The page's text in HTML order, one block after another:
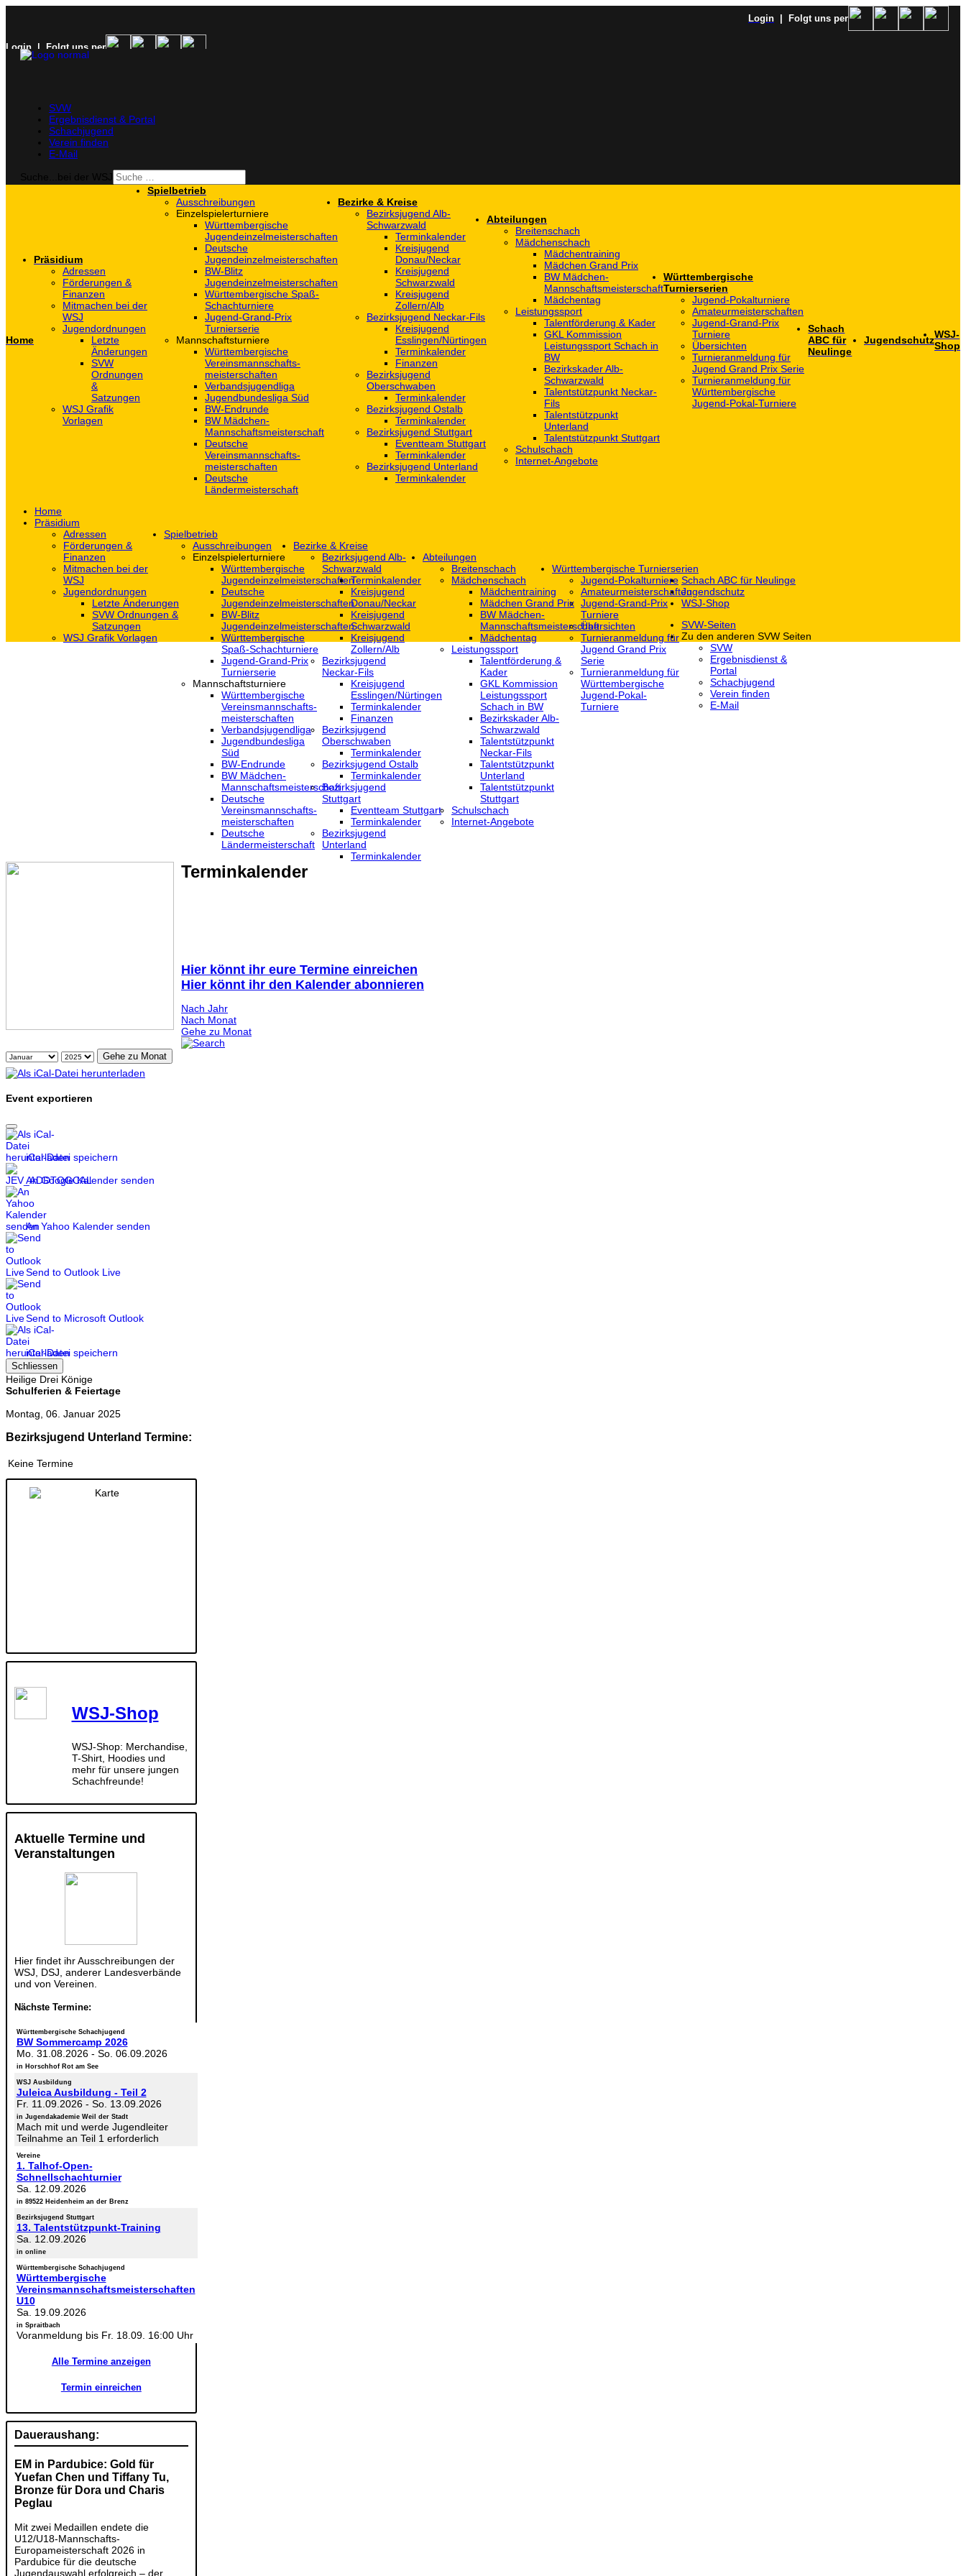
Login | Folgt uns per
Login | Folgt uns per
SVW
Ergebnisdienst & Portal
Schachjugend
Verein finden
E-Mail
Home
Präsidium
Adressen
Förderungen &
Finanzen
Mitmachen bei der
WSJ
Jugendordnungen
Letzte
Änderungen
SVW
Ordnungen
&
Satzungen
WSJ Grafik
Vorlagen
Spielbetrieb
Ausschreibungen
Einzelspielerturniere
Württembergische
Jugendeinzelmeisterschaften
Deutsche
Jugendeinzelmeisterschaften
BW-Blitz
Jugendeinzelmeisterschaften
Württembergische Spaß-
Schachturniere
Jugend-Grand-Prix
Turnierserie
Mannschaftsturniere
Württembergische
Vereinsmannschafts-
meisterschaften
Verbandsjugendliga
Jugendbundesliga Süd
BW-Endrunde
BW Mädchen-
Mannschaftsmeisterschaft
Deutsche
Vereinsmannschafts-
meisterschaften
Deutsche
Ländermeisterschaft
Bezirke & Kreise
Bezirksjugend Alb-
Schwarzwald
Terminkalender
Kreisjugend
Donau/Neckar
Kreisjugend
Schwarzwald
Kreisjugend
Zollern/Alb
Bezirksjugend Neckar-Fils
Kreisjugend
‎Esslingen/Nürtingen
Terminkalender
Finanzen
Bezirksjugend
Oberschwaben
Terminkalender
Bezirksjugend Ostalb
Terminkalender
Bezirksjugend Stuttgart
‎Eventteam Stuttgart
Terminkalender
Bezirksjugend Unterland
Terminkalender
Abteilungen
Breitenschach
Mädchenschach
Mädchentraining
Mädchen Grand Prix
BW Mädchen-
Mannschaftsmeisterschaft
Mädchentag
Leistungssport
Talentförderung & Kader
GKL Kommission
Leistungssport Schach in
BW
Bezirkskader Alb-
Schwarzwald
Talentstützpunkt Neckar-
Fils
Talentstützpunkt
Unterland
Talentstützpunkt Stuttgart
Schulschach
Internet-Angebote
Württembergische
Turnierserien
Jugend-Pokalturniere
Amateurmeisterschaften
Jugend-Grand-Prix
Turniere
Übersichten
Turnieranmeldung für
Jugend Grand Prix Serie
Turnieranmeldung für
Württembergische
Jugend-Pokal-Turniere
Schach
ABC für
Neulinge
JugendschutzWSJ-
Shop
Home
Präsidium
Adressen
Förderungen &
Finanzen
Mitmachen bei der
WSJ
Jugendordnungen
Letzte Änderungen
SVW Ordnungen &
Satzungen
WSJ Grafik Vorlagen
Spielbetrieb
Ausschreibungen
Einzelspielerturniere
Württembergische
Jugendeinzelmeisterschaften
Deutsche
Jugendeinzelmeisterschaften
BW-Blitz
Jugendeinzelmeisterschaften
Württembergische
Spaß-Schachturniere
Jugend-Grand-Prix
Turnierserie
Mannschaftsturniere
Württembergische
Vereinsmannschafts-
meisterschaften
Verbandsjugendliga
Jugendbundesliga
Süd
BW-Endrunde
BW Mädchen-
Mannschaftsmeisterschaft
Deutsche
Vereinsmannschafts-
meisterschaften
Deutsche
Ländermeisterschaft
Bezirke & Kreise
Bezirksjugend Alb-
Schwarzwald
Terminkalender
Kreisjugend
Donau/Neckar
Kreisjugend
Schwarzwald
Kreisjugend
Zollern/Alb
Bezirksjugend
Neckar-Fils
Kreisjugend
‎Esslingen/Nürtingen
Terminkalender
Finanzen
Bezirksjugend
Oberschwaben
Terminkalender
Bezirksjugend Ostalb
Terminkalender
Bezirksjugend
Stuttgart
‎Eventteam Stuttgart
Terminkalender
Bezirksjugend
Unterland
Terminkalender
Abteilungen
Breitenschach
Mädchenschach
Mädchentraining
Mädchen Grand Prix
BW Mädchen-
Mannschaftsmeisterschaft
Mädchentag
Leistungssport
Talentförderung &
Kader
GKL Kommission
Leistungssport
Schach in BW
Bezirkskader Alb-
Schwarzwald
Talentstützpunkt
Neckar-Fils
Talentstützpunkt
Unterland
Talentstützpunkt
Stuttgart
Schulschach
Internet-Angebote
Württembergische Turnierserien
Jugend-Pokalturniere
Amateurmeisterschaften
Jugend-Grand-Prix
Turniere
Übersichten
Turnieranmeldung für
Jugend Grand Prix
Serie
Turnieranmeldung für
Württembergische
Jugend-Pokal-
Turniere
Schach ABC für Neulinge
Jugendschutz
WSJ-Shop
SVW-Seiten
Zu den anderen SVW Seiten
SVW
Ergebnisdienst &
Portal
Schachjugend
Verein finden
E-Mail
Terminkalender
Hier könnt ihr eure Termine einreichen
Hier könnt ihr den Kalender abonnieren
Nach Jahr
Nach Monat
Gehe zu Monat
Gehe zu Monat
Event exportieren
iCal-Datei speichern
An Google Kalender senden
An Yahoo Kalender senden
Send to Outlook Live
Send to Microsoft Outlook
iCal-Datei speichern
Schliessen
Heilige Drei Könige
Schulferien & Feiertage
Montag, 06. Januar 2025
Bezirksjugend Unterland Termine:
Keine Termine
WSJ-Shop
WSJ-Shop: Merchandise,
T-Shirt, Hoodies und
mehr für unsere jungen
Schachfreunde!
Aktuelle Termine und
Veranstaltungen
Hier findet ihr Ausschreibungen der
WSJ, DSJ, anderer Landesverbände
und von Vereinen.
Nächste Termine:
Württembergische Schachjugend
BW Sommercamp 2026
Mo. 31.08.2026- So. 06.09.2026
in Horschhof Rot am See
WSJ Ausbildung
Juleica Ausbildung - Teil 2
Fr. 11.09.2026- So. 13.09.2026
in Jugendakademie Weil der Stadt
Mach mit und werde Jugendleiter
Teilnahme an Teil 1 erforderlich
Vereine
1. Talhof-Open-
Schnellschachturnier
Sa. 12.09.2026
in 89522 Heidenheim an der Brenz
Bezirksjugend Stuttgart
13. Talentstützpunkt-Training
Sa. 12.09.2026
in online
Württembergische Schachjugend
Württembergische
Vereinsmannschaftsmeisterschaften
U10
Sa. 19.09.2026
in Spraitbach
Voranmeldung bis Fr. 18.09. 16:00 Uhr
Alle Termine anzeigen
Termin einreichen
Daueraushang:
EM in Pardubice: Gold für
Yuefan Chen und Tiffany Tu,
Bronze für Dora und Charis
Peglau
Mit zwei Medaillen endete die
U12/U18-Mannschafts-
Europameisterschaft 2026 in
Pardubice für die deutsche
Jugendauswahl erfolgreich – der